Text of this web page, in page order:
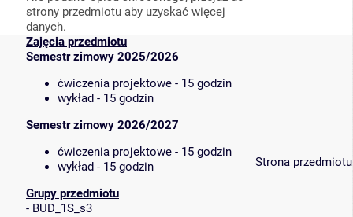
strony przedmiotu aby uzyskać więcej
danych.
Zajęcia przedmiotu
Semestr zimowy 2025/2026
ćwiczenia projektowe - 15 godzin
wykład - 15 godzin
Semestr zimowy 2026/2027
ćwiczenia projektowe - 15 godzin
wykład - 15 godzin
Grupy przedmiotu
- BUD_1S_s3
Strona przedmiotu